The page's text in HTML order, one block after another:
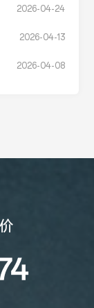
2026-04-24
2026-04-13
2026-04-08